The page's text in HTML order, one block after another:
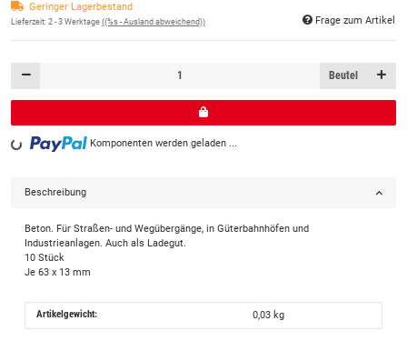
Geringer Lagerbestand
Lieferzeit: 2 - 3 Werktage ((%s - Ausland abweichend)) Frage zum Artikel
Beutel
Loading... Komponenten werden geladen ...
Beschreibung
Beton. Für Straßen- und Wegübergänge, in Güterbahnhöfen und
Industrieanlagen. Auch als Ladegut.
10 Stück
Je 63 x 13 mm
Artikelgewicht: 0,03 kg